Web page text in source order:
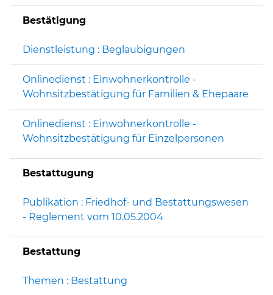
Bestätigung
Dienstleistung : Beglaubigungen
Onlinedienst : Einwohnerkontrolle -
Wohnsitzbestätigung für Familien & Ehepaare
Onlinedienst : Einwohnerkontrolle -
Wohnsitzbestätigung für Einzelpersonen
Bestattugung
Publikation : Friedhof- und Bestattungswesen
- Reglement vom 10.05.2004
Bestattung
Themen : Bestattung